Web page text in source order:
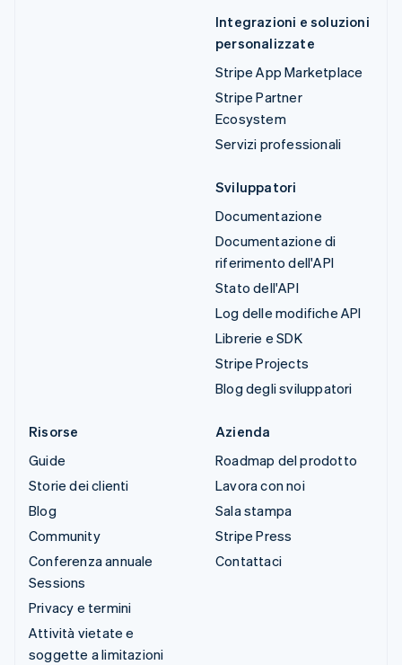
Integrazioni e soluzioni
personalizzate
Stripe App Marketplace
Stripe Partner
Ecosystem
Servizi professionali
Sviluppatori
Documentazione
Documentazione di
riferimento dell'API
Stato dell'API
Log delle modifiche API
Librerie e SDK
Stripe Projects
Blog degli sviluppatori
Risorse
Guide
Storie dei clienti
Blog
Community
Conferenza annuale
Sessions
Privacy e termini
Attività vietate e
soggette a limitazioni
Azienda
Roadmap del prodotto
Lavora con noi
Sala stampa
Stripe Press
Contattaci